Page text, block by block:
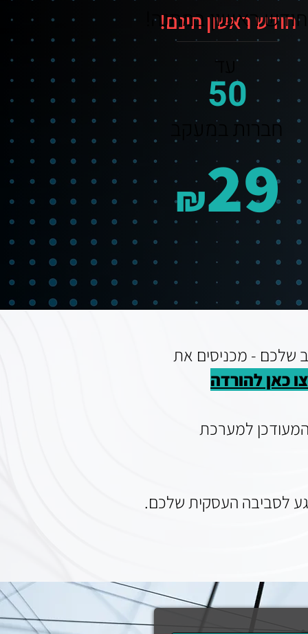
חודש ראשון חינם!
חודש ראשון במתנה!
₪29
חברות במעקב
עד
50
שלכם - מכניסים את
כאן להורדה
למערכת
לסביבה העסקית שלכם.